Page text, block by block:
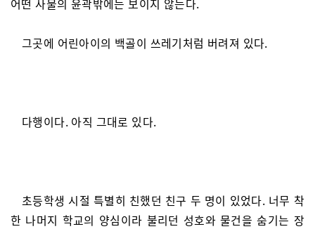
어떤 사물의 윤곽밖에는 보이지 않는다.
그곳에 어린아이의 백골이 쓰레기처럼 버려져 있다.
다행이다. 아직 그대로 있다.
초등학생 시절 특별히 친했던 친구 두 명이 있었다. 너무 착
한 나머지 학교의 양심이라 불리던 성호와 물건을 숨기는 장